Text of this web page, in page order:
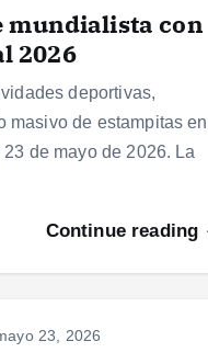
mundialista con
2026
deportivas,
masivo de estampitas en
de mayo de 2026. La
Continue reading
23, 2026